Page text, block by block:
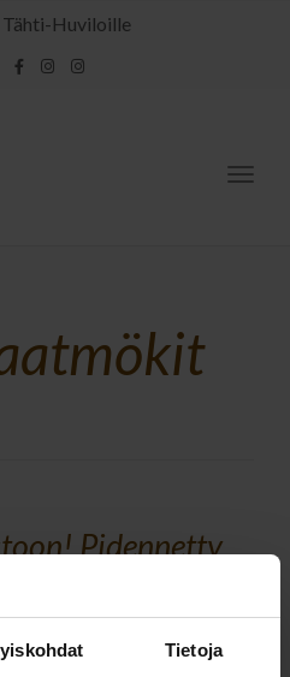
Tietoja
Tähti-Huviloille
Pidennetty
Meriluodon
on